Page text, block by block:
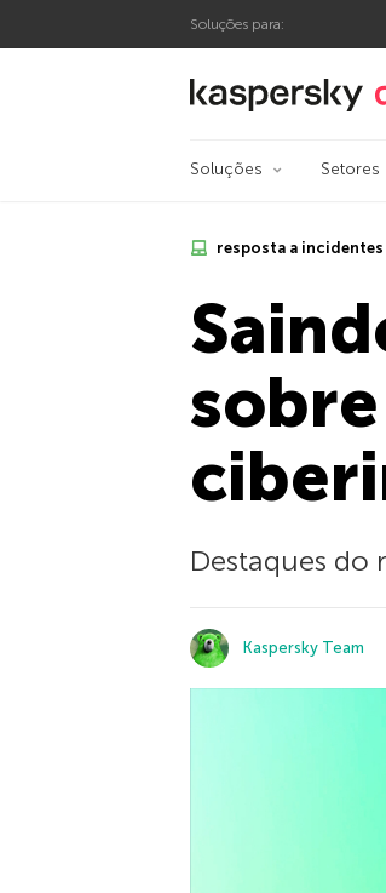
Soluções para:
Soluções Setores
resposta a incidentes
Destaques do
Kaspersky Team